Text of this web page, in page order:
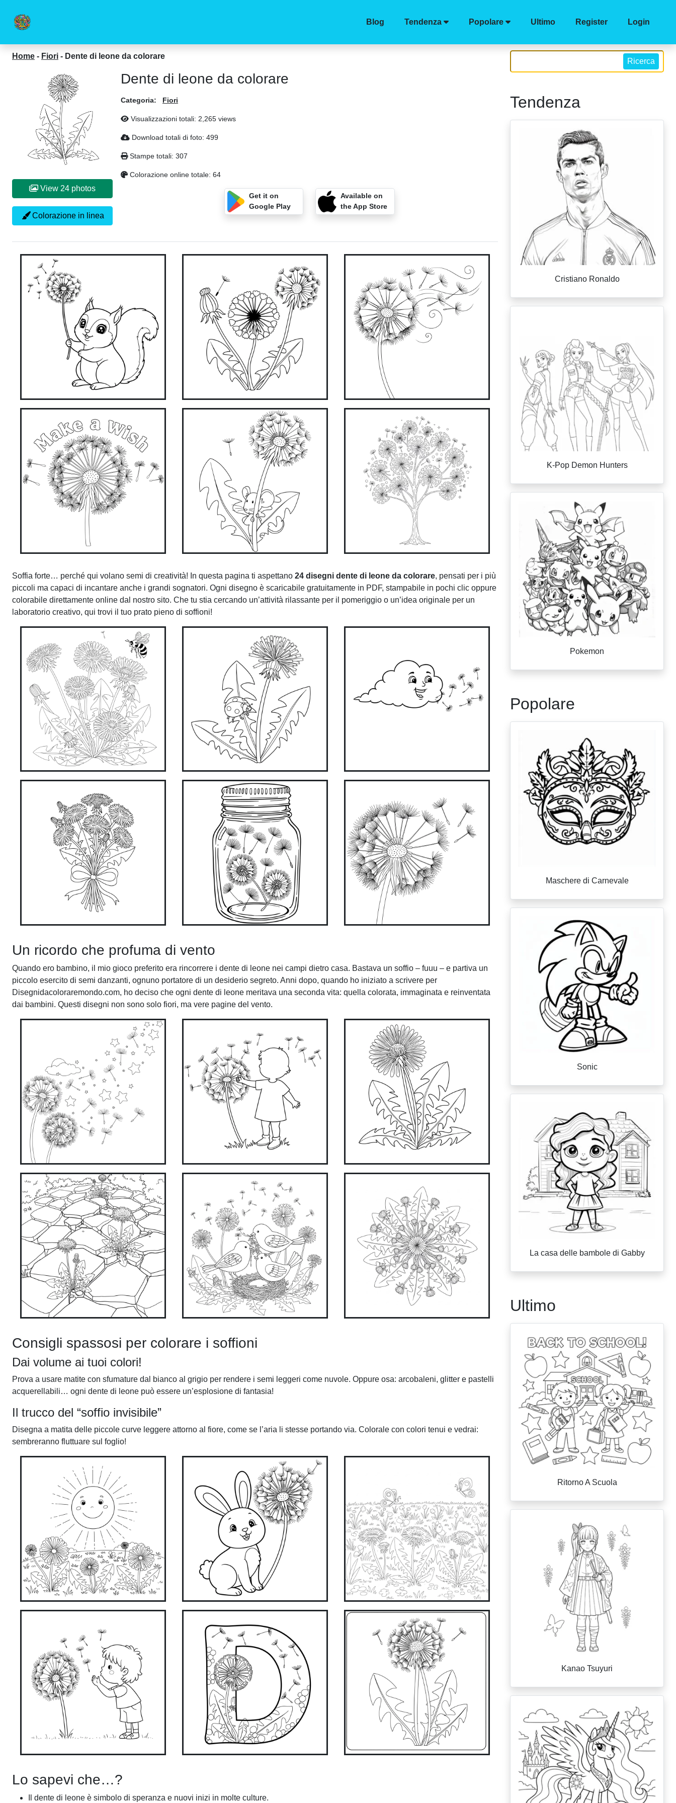
Blog Tendenza Popolare Ultimo Register Login
Home - Fiori - Dente di leone da colorare
View 24 photos
Colorazione in linea
Dente di leone da colorare
Categoria: Fiori
Visualizzazioni totali: 2,265 views
Download totali di foto: 499
Stampe totali: 307
Colorazione online totale: 64
Get it on
Google Play
Available on
the App Store
Soffia forte… perché qui volano semi di creatività! In questa pagina ti aspettano 24 disegni dente di leone da colorare, pensati per i più
piccoli ma capaci di incantare anche i grandi sognatori. Ogni disegno è scaricabile gratuitamente in PDF, stampabile in pochi clic oppure
colorabile direttamente online dal nostro sito. Che tu stia cercando un’attività rilassante per il pomeriggio o un’idea originale per un
laboratorio creativo, qui trovi il tuo prato pieno di soffioni!
Un ricordo che profuma di vento
Quando ero bambino, il mio gioco preferito era rincorrere i dente di leone nei campi dietro casa. Bastava un soffio – fuuu – e partiva un
piccolo esercito di semi danzanti, ognuno portatore di un desiderio segreto. Anni dopo, quando ho iniziato a scrivere per
Disegnidacoloraremondo.com, ho deciso che ogni dente di leone meritava una seconda vita: quella colorata, immaginata e reinventata
dai bambini. Questi disegni non sono solo fiori, ma vere pagine del vento.
Consigli spassosi per colorare i soffioni
Dai volume ai tuoi colori!
Prova a usare matite con sfumature dal bianco al grigio per rendere i semi leggeri come nuvole. Oppure osa: arcobaleni, glitter e pastelli
acquerellabili… ogni dente di leone può essere un’esplosione di fantasia!
Il trucco del “soffio invisibile”
Disegna a matita delle piccole curve leggere attorno al fiore, come se l’aria li stesse portando via. Colorale con colori tenui e vedrai:
sembreranno fluttuare sul foglio!
Lo sapevi che…?
Il dente di leone è simbolo di speranza e nuovi inizi in molte culture.
Ricerca
Tendenza
Cristiano Ronaldo
K-Pop Demon Hunters
Pokemon
Popolare
Maschere di Carnevale
Sonic
La casa delle bambole di Gabby
Ultimo
Ritorno A Scuola
Kanao Tsuyuri